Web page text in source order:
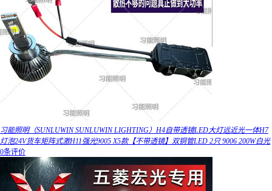
习能照明（SUNLUWIN SUNLUWIN LIGHTING）H4自带透镜LED大灯远近光一体H7
灯泡24V货车矩阵式激H11强光9005 X5款【不带透镜】双铜管LED 2只 9006 200W白光
0条评价